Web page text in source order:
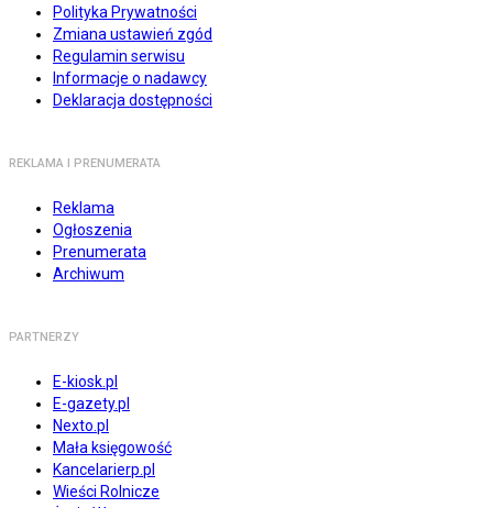
Polityka Prywatności
Zmiana ustawień zgód
Regulamin serwisu
Informacje o nadawcy
Deklaracja dostępności
REKLAMA I PRENUMERATA
Reklama
Ogłoszenia
Prenumerata
Archiwum
PARTNERZY
E-kiosk.pl
E-gazety.pl
Nexto.pl
Mała księgowość
Kancelarierp.pl
Wieści Rolnicze